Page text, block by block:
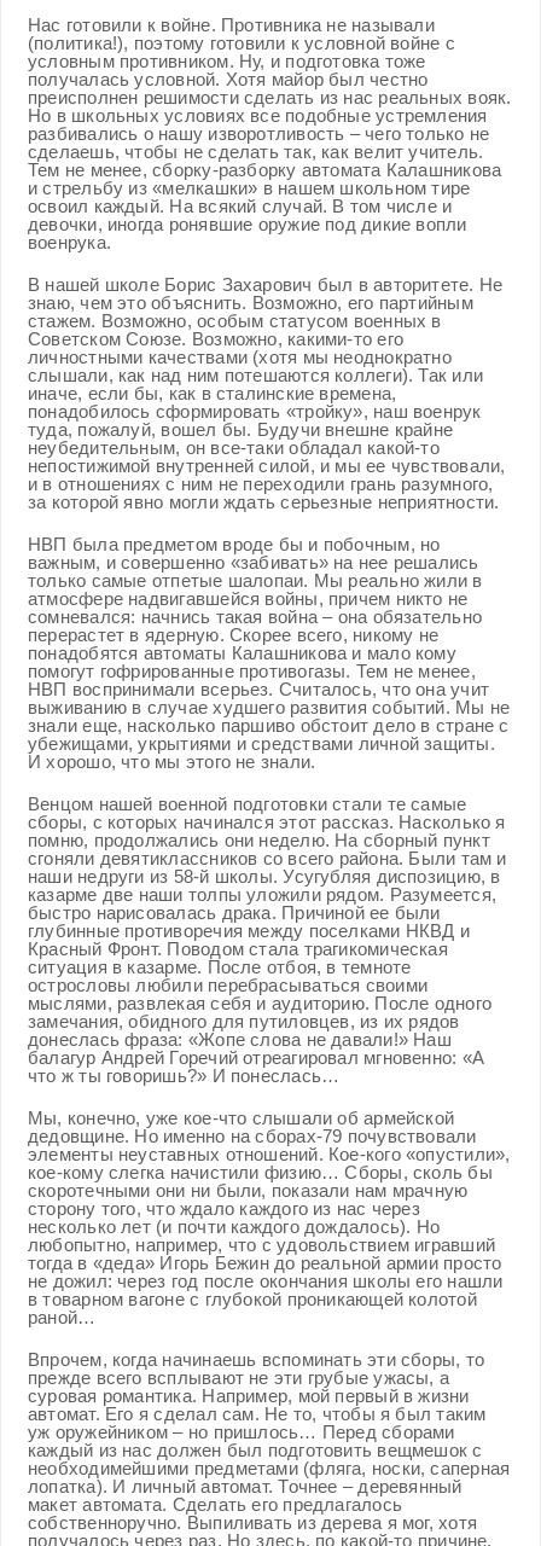
Нас готовили к войне. Противника не называли
(политика!), поэтому готовили к условной войне с
условным противником. Ну, и подготовка тоже
получалась условной. Хотя майор был честно
преисполнен решимости сделать из нас реальных вояк.
Но в школьных условиях все подобные устремления
разбивались о нашу изворотливость – чего только не
сделаешь, чтобы не сделать так, как велит учитель.
Тем не менее, сборку-разборку автомата Калашникова
и стрельбу из «мелкашки» в нашем школьном тире
освоил каждый. На всякий случай. В том числе и
девочки, иногда ронявшие оружие под дикие вопли
военрука.
В нашей школе Борис Захарович был в авторитете. Не
знаю, чем это объяснить. Возможно, его партийным
стажем. Возможно, особым статусом военных в
Советском Союзе. Возможно, какими-то его
личностными качествами (хотя мы неоднократно
слышали, как над ним потешаются коллеги). Так или
иначе, если бы, как в сталинские времена,
понадобилось сформировать «тройку», наш военрук
туда, пожалуй, вошел бы. Будучи внешне крайне
неубедительным, он все-таки обладал какой-то
непостижимой внутренней силой, и мы ее чувствовали,
и в отношениях с ним не переходили грань разумного,
за которой явно могли ждать серьезные неприятности.
НВП была предметом вроде бы и побочным, но
важным, и совершенно «забивать» на нее решались
только самые отпетые шалопаи. Мы реально жили в
атмосфере надвигавшейся войны, причем никто не
сомневался: начнись такая война – она обязательно
перерастет в ядерную. Скорее всего, никому не
понадобятся автоматы Калашникова и мало кому
помогут гофрированные противогазы. Тем не менее,
НВП воспринимали всерьез. Считалось, что она учит
выживанию в случае худшего развития событий. Мы не
знали еще, насколько паршиво обстоит дело в стране с
убежищами, укрытиями и средствами личной защиты.
И хорошо, что мы этого не знали.
Венцом нашей военной подготовки стали те самые
сборы, с которых начинался этот рассказ. Насколько я
помню, продолжались они неделю. На сборный пункт
сгоняли девятиклассников со всего района. Были там и
наши недруги из 58-й школы. Усугубляя диспозицию, в
казарме две наши толпы уложили рядом. Разумеется,
быстро нарисовалась драка. Причиной ее были
глубинные противоречия между поселками НКВД и
Красный Фронт. Поводом стала трагикомическая
ситуация в казарме. После отбоя, в темноте
острословы любили перебрасываться своими
мыслями, развлекая себя и аудиторию. После одного
замечания, обидного для путиловцев, из их рядов
донеслась фраза: «Жопе слова не давали!» Наш
балагур Андрей Горечий отреагировал мгновенно: «А
что ж ты говоришь?» И понеслась…
Мы, конечно, уже кое-что слышали об армейской
дедовщине. Но именно на сборах-79 почувствовали
элементы неуставных отношений. Кое-кого «опустили»,
кое-кому слегка начистили физию… Сборы, сколь бы
скоротечными они ни были, показали нам мрачную
сторону того, что ждало каждого из нас через
несколько лет (и почти каждого дождалось). Но
любопытно, например, что с удовольствием игравший
тогда в «деда» Игорь Бежин до реальной армии просто
не дожил: через год после окончания школы его нашли
в товарном вагоне с глубокой проникающей колотой
раной…
Впрочем, когда начинаешь вспоминать эти сборы, то
прежде всего всплывают не эти грубые ужасы, а
суровая романтика. Например, мой первый в жизни
автомат. Его я сделал сам. Не то, чтобы я был таким
уж оружейником – но пришлось… Перед сборами
каждый из нас должен был подготовить вещмешок с
необходимейшими предметами (фляга, носки, саперная
лопатка). И личный автомат. Точнее – деревянный
макет автомата. Сделать его предлагалось
собственноручно. Выпиливать из дерева я мог, хотя
получалось через раз. Но здесь, по какой-то причине,